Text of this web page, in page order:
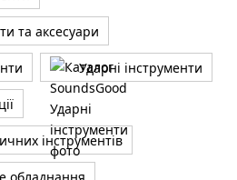
та аксесуари
Ударні інструменти
інструментів
обладнання